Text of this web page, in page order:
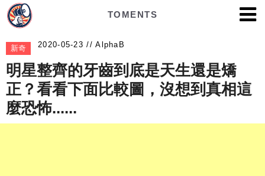
TOMENTS
新奇 AlphaB
明星整齊的牙齒到底是天生還是矯
正？看看下面比較圖，沒想到真相這
麼恐怖......